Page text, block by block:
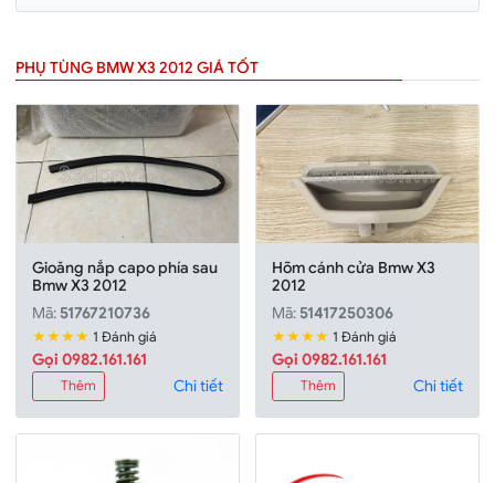
PHỤ TÙNG BMW X3 2012 GIÁ TỐT
Gioăng nắp capo phía sau
Bmw X3 2012
Mã: 51767210736
★★★★ 1 Đánh giá
Gọi 0982.161.161
Thêm Chi tiết
Hõm cánh cửa Bmw X3
2012
Mã: 51417250306
★★★★ 1 Đánh giá
Gọi 0982.161.161
Thêm Chi tiết